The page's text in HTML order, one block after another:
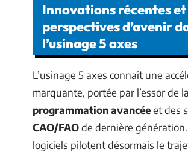
Innovations récentes et
perspectives d’avenir
l’usinage 5 axes
L’usinage 5 axes connaît une
marquante, portée par l’essor de la
programmation avancéeet des
CAO/FAOde dernière
logiciels pilotent désormais le